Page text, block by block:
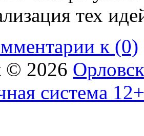
тех
к (0)
© 2026
система 12+